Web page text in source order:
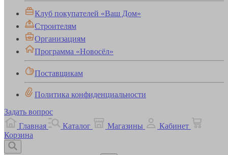
Клуб покупателей «Ваш Дом»
Строителям
Организациям
Программа «Новосёл»
Поставщикам
Политика конфиденциальности
Задать вопрос
Главная
Каталог Магазины
Кабинет
Корзина